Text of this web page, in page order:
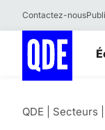
Contactez-nous
contenu
QDE Secteurs